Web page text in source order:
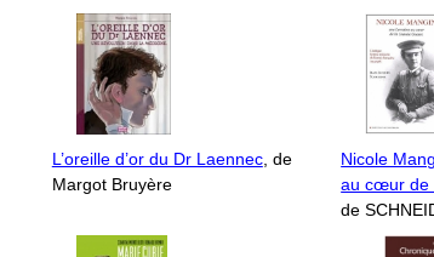
L’oreille d’or du Dr Laennec, de
Margot Bruyère
Nicole
au cœur de
de